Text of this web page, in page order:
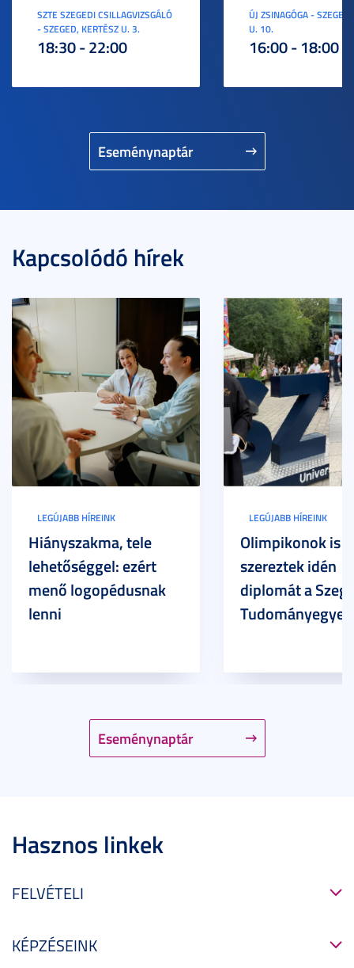
Eseménynaptár
SZTE SZEGEDI CSILLAGVIZSGÁLÓ
- SZEGED, KERTÉSZ U. 3.
18:30 - 22:00
ÚJ ZSINAGÓGA -
U. 10.
16:00 - 18:00
Kapcsolódó hírek
Eseménynaptár
LEGÚJABB HÍREINK
Hiányszakma, tele
lehetőséggel: ezért
menő logopédusnak
lenni
LEGÚJABB HÍREINK
Olimpikonok is
szereztek idén
diplomát a
Hasznos linkek
FELVÉTELI
KÉPZÉSEINK